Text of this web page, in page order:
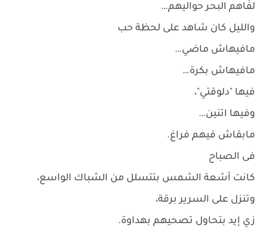
لفّاهم البحر حواليهم…
والليل كان شاهد على لحظة حب
مافيهاش ماضي…
مافيهاش بكرة…
فيها "دلوقتي"،
وفيها اتنين…
مابقاش فيهم فراغ.
فى الصباح
كانت أشعة الشمس بتتسلل من الشباك الواسع،
وتنزل على السرير برقة،
زي إيد بتحاول تصحيهم بهداوة.